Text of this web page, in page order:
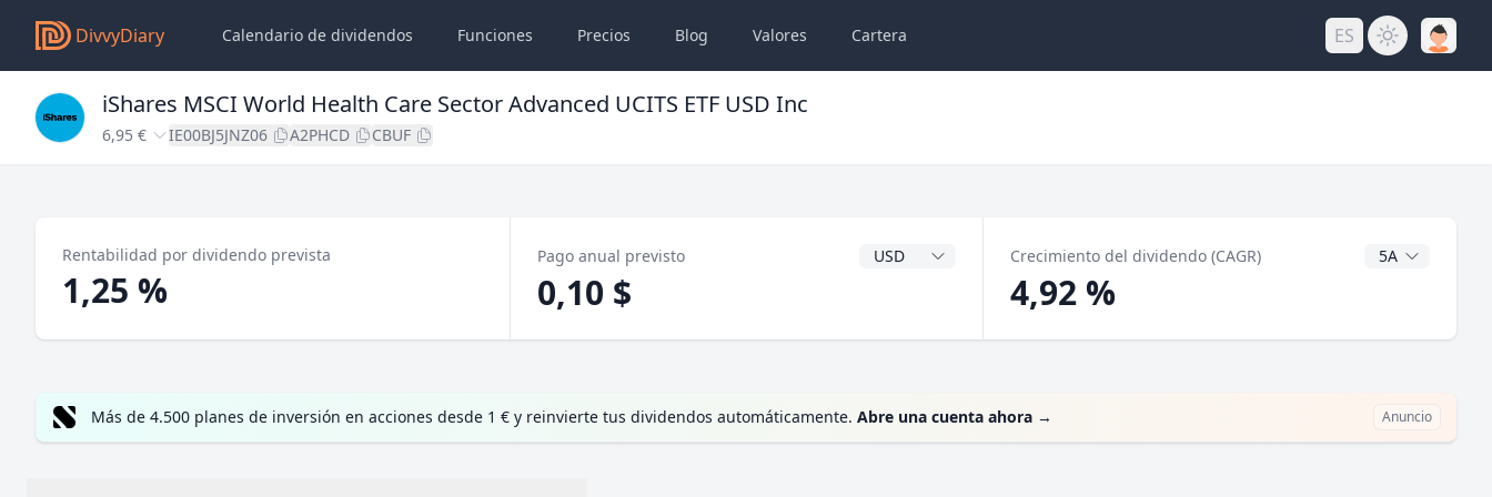
DivvyDiary Calendario de dividendos Funciones Precios Blog Valores Cartera ES
iShares MSCI World Health Care Sector Advanced UCITS ETF USD Inc
6,95 € IE00BJ5JNZ06 A2PHCD CBUF
Rentabilidad por dividendo prevista
1,25 %
Pago anual previsto Divisa del dividendo
0,10 $
Crecimiento del dividendo (CAGR) Años CAGR
4,92 %
Más de 4.500 planes de inversión en acciones desde 1 € y reinvierte tus dividendos automáticamente. Abre una cuenta ahora → Anuncio